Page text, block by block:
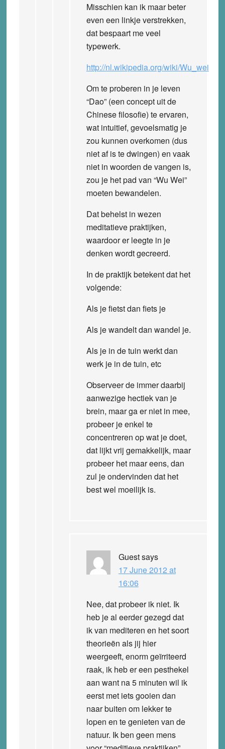
Misschien kan ik maar beter
even een linkje verstrekken,
dat bespaart me veel
typewerk.
http://nl.wikipedia.org/wiki/Wu_wei
Om te proberen in je leven
“Dao” (een concept uit de
Chinese filosofie) te ervaren,
wat intuitief, gevoelsmatig je
zou kunnen overkomen (dus
niet af is te dwingen) en vaak
niet in woorden de vangen is,
zou je het pad van “Wu Wei”
moeten bewandelen.
Dat behelst in wezen
meditatieve praktijken,
waardoor er leegte in je
denken wordt gecreerd.
In de praktijk betekent dat het
volgende:
Als je fietst dan fiets je
Als je wandelt dan wandel je.
Als je in de tuin werkt dan
werk je in de tuin, etc
Observeer de immer daarbij
aanwezige hectiek van je
brein, maar ga er niet in mee,
probeer je enkel te
concentreren op wat je doet,
dat lijkt vrij gemakkelijk, maar
probeer het maar eens, dan
zul je ondervinden dat het
best wel moeilijk is.
Guestsays
17 June 2012 at
16:06
Nee, dat probeer ik niet. Ik
heb je al eerder gezegd dat
ik van mediteren en het soort
theorieën als jij hier
weergeeft, enorm geïrriteerd
raak, ik heb er een pesthekel
aan want na 5 minuten wil ik
eerst met iets gooien dan
naar buiten om lekker te
lopen en te genieten van de
natuur. Ik ben geen mens